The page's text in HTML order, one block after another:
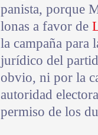
panista, porque
lonas a favor de
la campaña para
jurídico del
obvio, ni por la
autoridad
permiso de los